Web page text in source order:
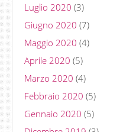
Luglio 2020 (3)
Giugno 2020 (7)
Maggio 2020 (4)
Aprile 2020 (5)
Marzo 2020 (4)
Febbraio 2020 (5)
Gennaio 2020 (5)